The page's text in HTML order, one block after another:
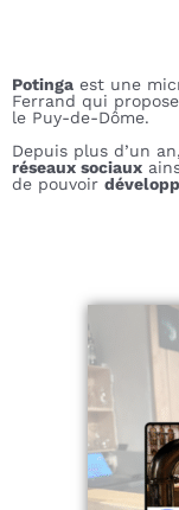
Potinga est une
Ferrand qui
le Puy-de-Dôme.
Depuis plus d’un
réseaux sociaux
de pouvoir